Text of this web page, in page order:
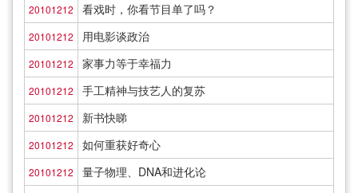
20101212 看戏时，你看节目单了吗？
20101212 用电影谈政治
20101212 家事力等于幸福力
20101212 手工精神与技艺人的复苏
20101212 新书快睇
20101212 如何重获好奇心
20101212 量子物理、DNA和进化论